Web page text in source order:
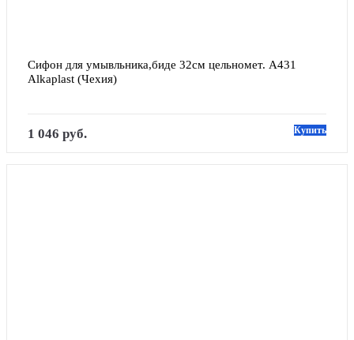
Сифон для умывльника,биде 32см цельномет. А431
Alkaplast (Чехия)
1 046 руб. Купить